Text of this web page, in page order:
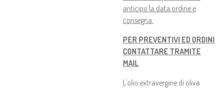
anticipo la data ordine e
consegna.
PER PREVENTIVI ED ORDINI
CONTATTARE TRAMITE
MAIL
L'olio extravergine di oliva